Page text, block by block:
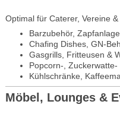
Optimal für Caterer, Vereine
Barzubehör,
Chafing Dishes, GN-
Gasgrills, Fritteusen &
Popcorn-,
Kühlschränke,
Möbel, Lounges &